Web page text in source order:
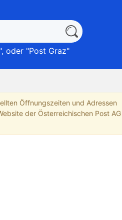
oder "Post Graz"
Öffnungszeiten und Adressen
der Österreichischen Post AG